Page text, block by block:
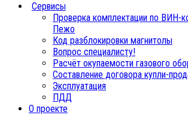
Сервисы
Проверка комплектации по ВИН-
Пежо
Код разблокировки магнитолы
Вопрос специалисту!
Расчёт окупаемости газового
Составление договора купли-
Эксплуатация
ПДД
О проекте